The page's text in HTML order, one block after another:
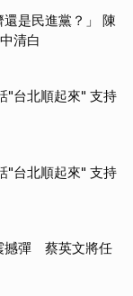
是民進黨？」 陳
清白
"台北順起來" 支持
"台北順起來" 支持
撼彈 蔡英文將任